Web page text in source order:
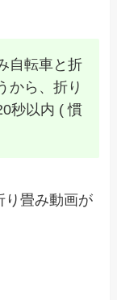
自転車と折
から、折り
秒以内 ( 慣
り畳み動画が